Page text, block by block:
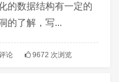
的数据结构有一定的
的了解，写...
论 9672 次浏览